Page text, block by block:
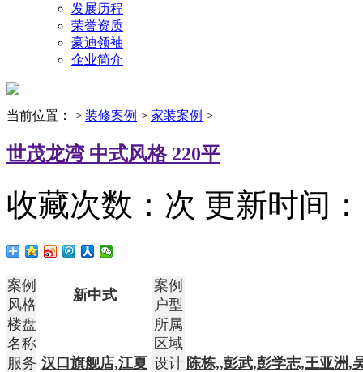
发展历程
荣誉资质
豪迪领袖
企业简介
当前位置： > 装修案例 > 家装案例 >
世茂龙湾 中式风格 220平
收藏次数： 次 更新时间
案例
风格
新中式
案例
户型
楼盘
名称
所属
区域
服务 汉口旗舰店,江夏 设计 陈栋,,彭武,彭学志,王亚洲,